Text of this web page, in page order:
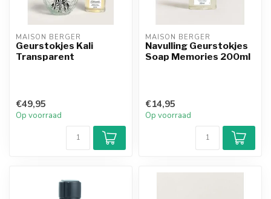
MAISON BERGER
Geurstokjes Kali
Transparent
€49,95
Op voorraad
MAISON BERGER
Navulling Geurstokjes
Soap Memories 200ml
€14,95
Op voorraad